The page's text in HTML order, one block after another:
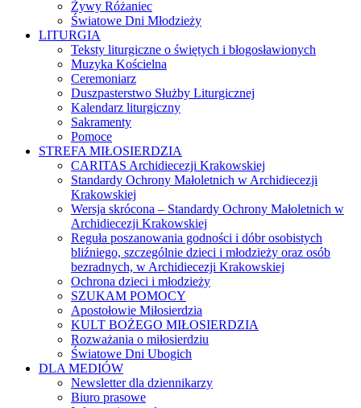
Żywy Różaniec
Światowe Dni Młodzieży
LITURGIA
Teksty liturgiczne o świętych i błogosławionych
Muzyka Kościelna
Ceremoniarz
Duszpasterstwo Służby Liturgicznej
Kalendarz liturgiczny
Sakramenty
Pomoce
STREFA MIŁOSIERDZIA
CARITAS Archidiecezji Krakowskiej
Standardy Ochrony Małoletnich w Archidiecezji
Krakowskiej
Wersja skrócona – Standardy Ochrony Małoletnich w
Archidiecezji Krakowskiej
Reguła poszanowania godności i dóbr osobistych
bliźniego, szczególnie dzieci i młodzieży oraz osób
bezradnych, w Archidiecezji Krakowskiej
Ochrona dzieci i młodzieży
SZUKAM POMOCY
Apostołowie Miłosierdzia
KULT BOŻEGO MIŁOSIERDZIA
Rozważania o miłosierdziu
Światowe Dni Ubogich
DLA MEDIÓW
Newsletter dla dziennikarzy
Biuro prasowe